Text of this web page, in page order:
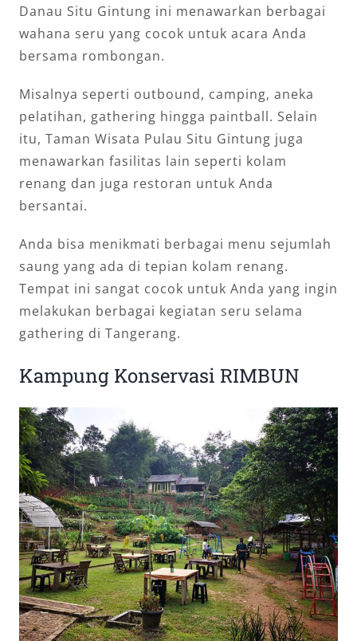
Danau Situ Gintung ini menawarkan berbagai
wahana seru yang cocok untuk acara Anda
bersama rombongan.
Misalnya seperti outbound, camping, aneka
pelatihan, gathering hingga paintball. Selain
itu, Taman Wisata Pulau Situ Gintung juga
menawarkan fasilitas lain seperti kolam
renang dan juga restoran untuk Anda
bersantai.
Anda bisa menikmati berbagai menu sejumlah
saung yang ada di tepian kolam renang.
Tempat ini sangat cocok untuk Anda yang ingin
melakukan berbagai kegiatan seru selama
gathering di Tangerang.
Kampung Konservasi RIMBUN